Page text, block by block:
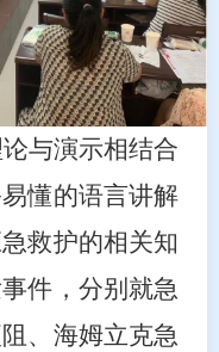
与演示相结合
懂的语言讲解
救护的相关知
件，分别就急
、海姆立克急